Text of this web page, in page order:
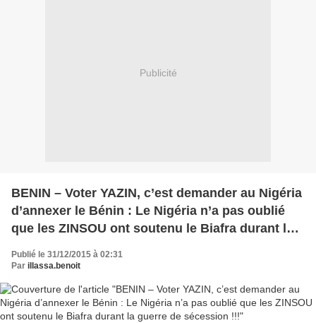
Publicité
BENIN – Voter YAZIN, c’est demander au Nigéria
d’annexer le Bénin : Le Nigéria n’a pas oublié
que les ZINSOU ont soutenu le Biafra durant la
Publié le 31/12/2015 à 02:31
Par illassa.benoit